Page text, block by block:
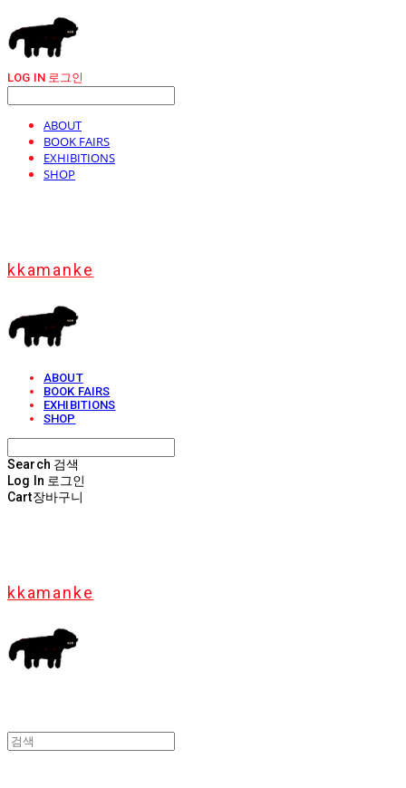
LOG IN 로그인
ABOUT
BOOK FAIRS
EXHIBITIONS
SHOP
kkamanke
ABOUT
BOOK FAIRS
EXHIBITIONS
SHOP
Search 검색
Log In 로그인
Cart장바구니
kkamanke